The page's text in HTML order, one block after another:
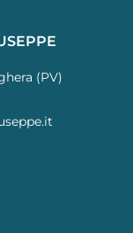
(PV)